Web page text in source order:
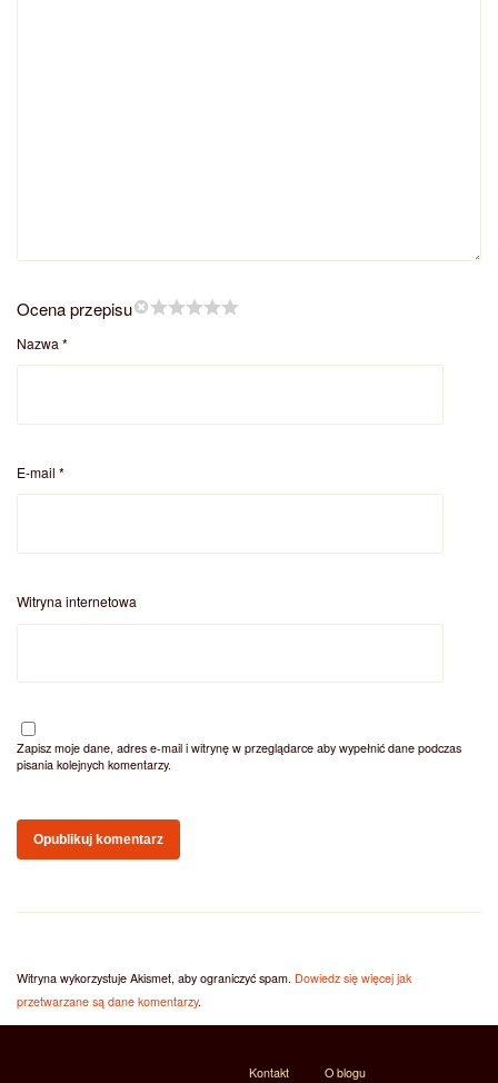
Ocena przepisu
Nazwa *
E-mail *
Witryna internetowa
Zapisz moje dane, adres e-mail i witrynę w przeglądarce aby wypełnić dane podczas
pisania kolejnych komentarzy.
Witryna wykorzystuje Akismet, aby ograniczyć spam. Dowiedz się więcej jak
przetwarzane są dane komentarzy.
Kontakt O blogu